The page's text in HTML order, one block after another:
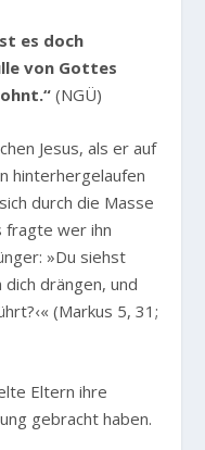
es doch
von Gottes
(NGÜ)
Jesus, als er auf
hinterhergelaufen
durch die Masse
fragte wer ihn
»Du siehst
drängen, und
(Markus 5, 31;
Eltern ihre
gebracht haben.